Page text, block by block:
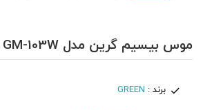
موس بیسیم گرین مدل Green GM-103W
برند : GREEN